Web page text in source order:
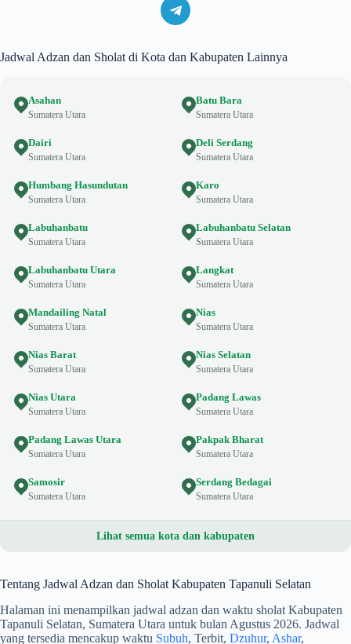
Jadwal Adzan dan Sholat di Kota dan Kabupaten Lainnya
Asahan
Sumatera Utara
Batu Bara
Sumatera Utara
Dairi
Sumatera Utara
Deli Serdang
Sumatera Utara
Humbang Hasundutan
Sumatera Utara
Karo
Sumatera Utara
Labuhanbatu
Sumatera Utara
Labuhanbatu Selatan
Sumatera Utara
Labuhanbatu Utara
Sumatera Utara
Langkat
Sumatera Utara
Mandailing Natal
Sumatera Utara
Nias
Sumatera Utara
Nias Barat
Sumatera Utara
Nias Selatan
Sumatera Utara
Nias Utara
Sumatera Utara
Padang Lawas
Sumatera Utara
Padang Lawas Utara
Sumatera Utara
Pakpak Bharat
Sumatera Utara
Samosir
Sumatera Utara
Serdang Bedagai
Sumatera Utara
Lihat semua kota dan kabupaten
Tentang Jadwal Adzan dan Sholat Kabupaten Tapanuli Selatan
Halaman ini menampilkan jadwal adzan dan waktu sholat Kabupaten
Tapanuli Selatan, Sumatera Utara untuk bulan Agustus 2026. Jadwal
yang tersedia mencakup waktu Subuh, Terbit, Dzuhur, Ashar,